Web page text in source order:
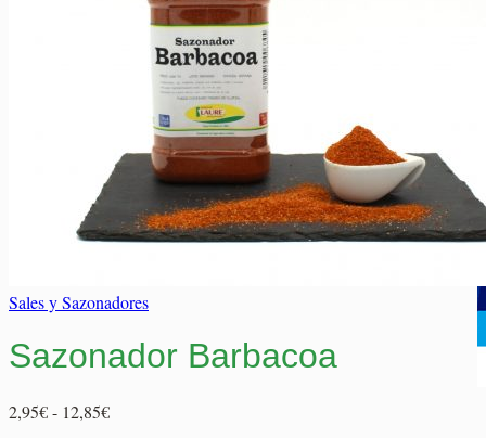
No hay productos en el carrito.
Volver a la tienda
No hay productos en el carrito.
Volver a la tienda
Elaborados Cárnicos
Salsas y Siropes
Sales y Sazonadores
Sazonador Barbacoa
2,95€- 12,85€Rango